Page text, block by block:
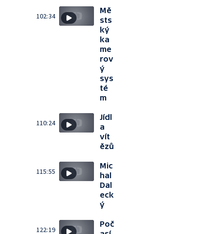
102:34
Mě
sts
ký
ka
me
rov
ý
sys
té
m
110:24
Jídl
a
vít
ězů
115:55
Mic
hal
Dal
eck
ý
122:19
Poč